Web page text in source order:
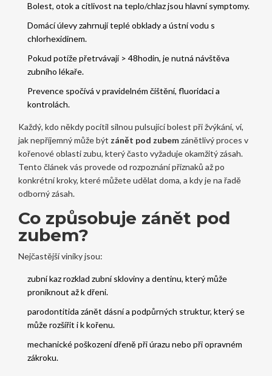
Bolest, otok a citlivost na teplo/chlaz jsou hlavní symptomy.
Domácí úlevy zahrnují teplé obklady a ústní vodu s
chlorhexidinem.
Pokud potíže přetrvávají > 48hodin, je nutná návštěva
zubního lékaře.
Prevence spočívá v pravidelném čištění, fluoridaci a
kontrolách.
Každý, kdo někdy pocítil silnou pulsující bolest při žvýkání, ví,
jak nepříjemný může být zánět pod zubemzánětlivý proces v
kořenové oblasti zubu, který často vyžaduje okamžitý zásah.
Tento článek vás provede od rozpoznání příznaků až po
konkrétní kroky, které můžete udělat doma, a kdy je na řadě
odborný zásah.
Co způsobuje zánět pod
zubem?
Nejčastější viníky jsou:
zubní kazrozklad zubní skloviny a dentinu, který může
proniknout až k dřeni.
parodontitida zánět dásní a podpůrných struktur, který se
může rozšířit i k kořenu.
mechanické poškození dřeně při úrazu nebo při opravném
zákroku.